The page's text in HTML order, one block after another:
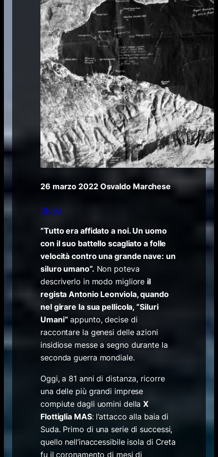
26 marzo 2022 Osvaldo Marchese
Storia
“Tutto era affidato a noi. Un uomo
con il suo battello scagliato a folle
velocità contro una grande nave: un
siluro umano“. Non poteva
descriverlo in modo migliore il
regista Antonio Leonviola, quando
nel girare la sua pellicola,“Siluri
Umani“appunto, decise di
raccontare la genesi delle azioni
insidiose messe a segno durante la
seconda guerra mondiale.
Oggi, a 81 anni di distanza, ricorre
una delle più grandi imprese
compiute dagli uomini dellaX
Flottiglia MAS: l’attacco alla baia di
Suda. Primo di una serie di successi,
quello nell’inaccessibile isola di Creta
fu il coronamento di mesi di